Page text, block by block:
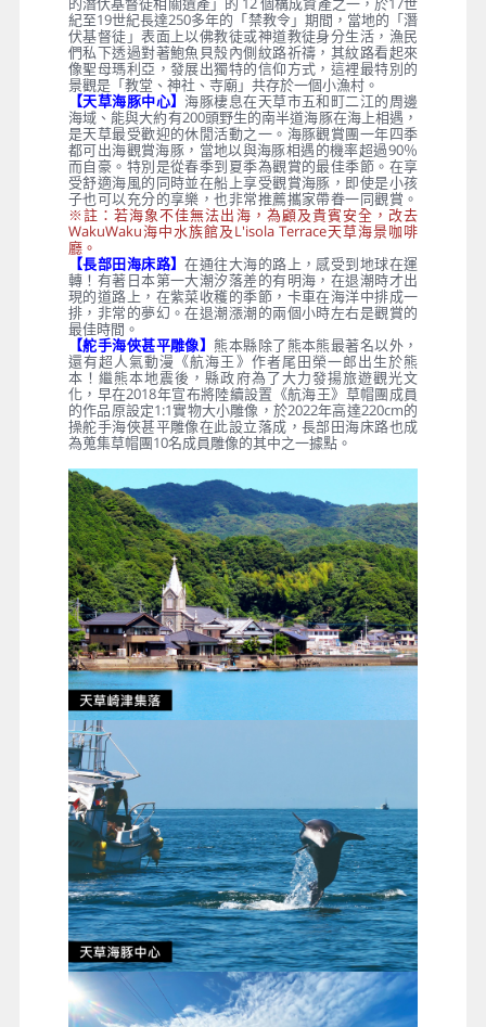
紀至19世紀長達250多年的「禁教令」期間，當地的「潛
伏基督徒」表面上以佛教徒或神道教徒身分生活，漁民
們私下透過對著鮑魚貝殼內側紋路祈禱，其紋路看起來
像聖母瑪利亞，發展出獨特的信仰方式，這裡最特別的
景觀是「教堂、神社、寺廟」共存於一個小漁村。
【天草海豚中心】 海豚棲息在天草市五和町二江的周邊
海域、能與大約有200頭野生的南半道海豚在海上相遇，
是天草最受歡迎的休閒活動之一。海豚觀賞團一年四季
都可出海觀賞海豚，當地以與海豚相遇的機率超過90％
而自豪。特別是從春季到夏季為觀賞的最佳季節。在享
受舒適海風的同時並在船上享受觀賞海豚，即使是小孩
子也可以充分的享樂，也非常推薦攜家帶眷一同觀賞。
※註：若海象不佳無法出海，為顧及貴賓安全，改去
WakuWaku海中水族館及L'isola Terrace天草海景咖啡
廳。
【長部田海床路】在通往大海的路上，感受到地球在運
轉！有著日本第一大潮汐落差的有明海，在退潮時才出
現的道路上，在紫菜收穫的季節，卡車在海洋中排成一
排，非常的夢幻。在退潮漲潮的兩個小時左右是觀賞的
最佳時間。
【舵手海俠甚平雕像】 熊本縣除了熊本熊最著名以外，
還有超人氣動漫《航海王》作者尾田榮一郎出生於熊
本！繼熊本地震後，縣政府為了大力發揚旅遊觀光文
化，早在2018年宣布將陸續設置《航海王》草帽團成員
的作品原設定1:1實物大小雕像，於2022年高達220cm的
操舵手海俠甚平雕像在此設立落成，長部田海床路也成
為蒐集草帽團10名成員雕像的其中之一據點。